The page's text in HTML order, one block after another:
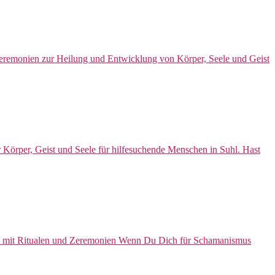
zur Heilung und Entwicklung von Körper, Seele und Geist
Geist und Seele für hilfesuchende Menschen in Suhl. Hast
Ritualen und Zeremonien Wenn Du Dich für Schamanismus